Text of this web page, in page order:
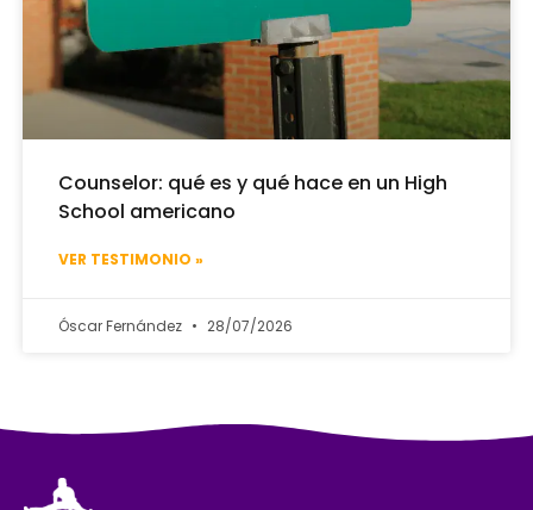
Counselor: qué es y qué hace en un High
School americano
VER TESTIMONIO »
Óscar Fernández 28/07/2026